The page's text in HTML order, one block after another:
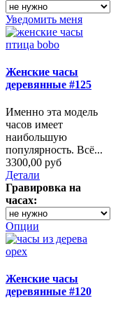
Уведомить меня
Женские часы
деревянные #125
Именно эта модель
часов имеет
наибольшую
популярность. Всё...
3300,00 руб
Детали
Гравировка на
часах:
Опции
Женские часы
деревянные #120